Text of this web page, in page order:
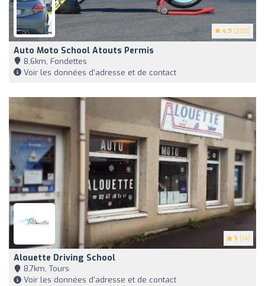
4.9 (200)
Auto Moto School Atouts Permis
8,6km, Fondettes
Voir les données d'adresse et de contact
5 (14)
Alouette Driving School
8,7km, Tours
Voir les données d'adresse et de contact